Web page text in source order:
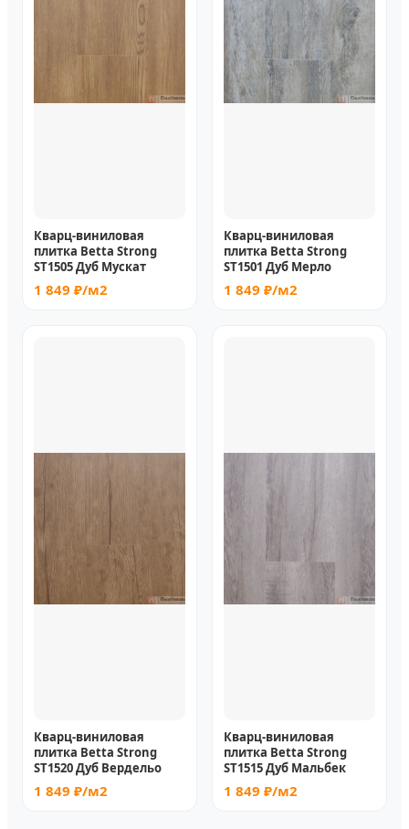
Кварц-виниловая
плитка Betta Strong
ST1505 Дуб Мускат
1 849 ₽/м2
Кварц-виниловая
плитка Betta Strong
ST1501 Дуб Мерло
1 849 ₽/м2
Кварц-виниловая
плитка Betta Strong
ST1520 Дуб Вердельо
1 849 ₽/м2
Кварц-виниловая
плитка Betta Strong
ST1515 Дуб Мальбек
1 849 ₽/м2